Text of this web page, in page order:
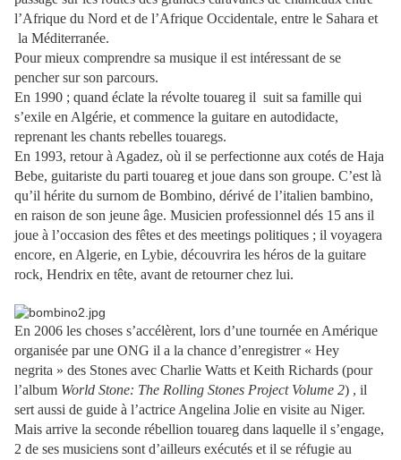
l’Afrique du Nord et de l’Afrique Occidentale, entre le Sahara et
la Méditerranée.
Pour mieux comprendre sa musique il est intéressant de se
pencher sur son parcours.
En 1990 ; quand éclate la révolte touareg il suit sa famille qui
s’exile en Algérie, et commence la guitare en autodidacte,
reprenant les chants rebelles touaregs.
En 1993, retour à Agadez, où il se perfectionne aux cotés de Haja
Bebe, guitariste du parti touareg et joue dans son groupe. C’est là
qu’il hérite du surnom de Bombino, dérivé de l’italien bambino,
en raison de son jeune âge. Musicien professionnel dés 15 ans il
joue à l’occasion des fêtes et des meetings politiques ; il voyagera
encore, en Algerie, en Lybie, découvrira les héros de la guitare
rock, Hendrix en tête, avant de retourner chez lui.
En 2006 les choses s’accélèrent, lors d’une tournée en Amérique
organisée par une ONG il a la chance d’enregistrer « Hey
negrita » des Stones avec Charlie Watts et Keith Richards (pour
l’album World Stone: The Rolling Stones Project Volume 2) , il
sert aussi de guide à l’actrice Angelina Jolie en visite au Niger.
Mais arrive la seconde rébellion touareg dans laquelle il s’engage,
2 de ses musiciens sont d’ailleurs exécutés et il se réfugie au